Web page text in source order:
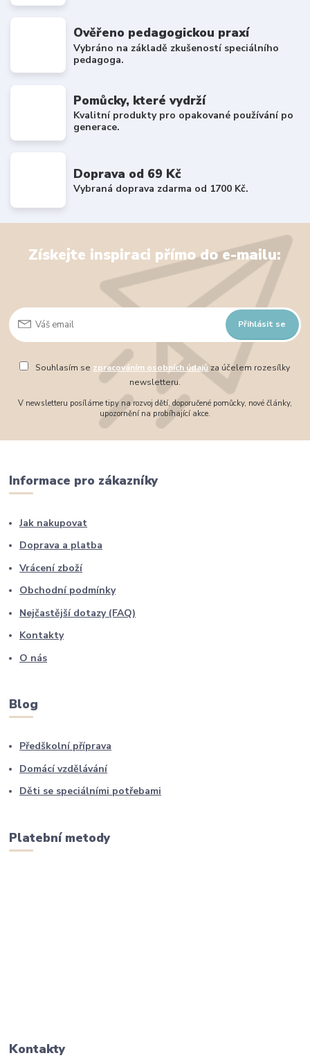
Ověřeno pedagogickou praxí
Vybráno na základě zkušeností speciálního
pedagoga.
Pomůcky, které vydrží
Kvalitní produkty pro opakované používání po
generace.
Doprava od 69 Kč
Vybraná doprava zdarma od 1700 Kč.
Získejte inspiraci přímo do e-mailu:
Přihlásit se
Souhlasím se zpracováním osobních údajůza účelem rozesílky
newsletteru.
V newsletteru posíláme tipy na rozvoj dětí, doporučené pomůcky, nové články,
upozornění na probíhající akce.
Informace pro zákazníky
Jak nakupovat
Doprava a platba
Vrácení zboží
Obchodní podmínky
Nejčastější dotazy (FAQ)
Kontakty
O nás
Blog
Předškolní příprava
Domácí vzdělávání
Děti se speciálními potřebami
Platební metody
Kontakty